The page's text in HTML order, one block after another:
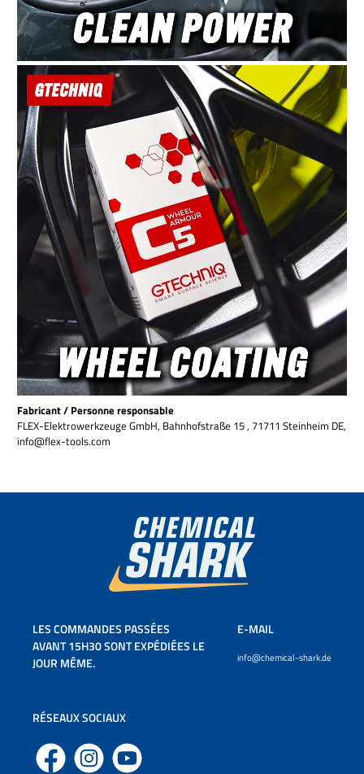
Fabricant / Personne responsable
FLEX-Elektrowerkzeuge GmbH, Bahnhofstraße 15 , 71711 Steinheim DE,
info@flex-tools.com
LES COMMANDES PASSÉES
AVANT 15H30 SONT EXPÉDIÉES LE
JOUR MÊME.
E-MAIL
info@chemical-shark.de
RÉSEAUX SOCIAUX
Facebook Instagram YouTube